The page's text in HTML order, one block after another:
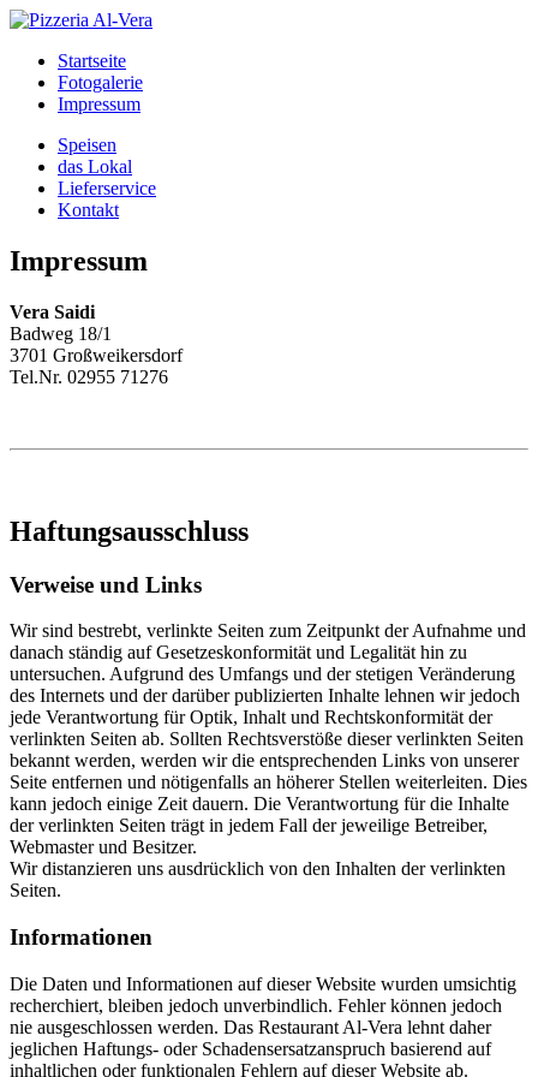
Startseite
Fotogalerie
Impressum
Speisen
das Lokal
Lieferservice
Kontakt
Impressum
Vera Saidi
Badweg 18/1
3701 Großweikersdorf
Tel.Nr. 02955 71276
Haftungsausschluss
Verweise und Links
Wir sind bestrebt, verlinkte Seiten zum Zeitpunkt der Aufnahme und
danach ständig auf Gesetzeskonformität und Legalität hin zu
untersuchen. Aufgrund des Umfangs und der stetigen Veränderung
des Internets und der darüber publizierten Inhalte lehnen wir jedoch
jede Verantwortung für Optik, Inhalt und Rechtskonformität der
verlinkten Seiten ab. Sollten Rechtsverstöße dieser verlinkten Seiten
bekannt werden, werden wir die entsprechenden Links von unserer
Seite entfernen und nötigenfalls an höherer Stellen weiterleiten. Dies
kann jedoch einige Zeit dauern. Die Verantwortung für die Inhalte
der verlinkten Seiten trägt in jedem Fall der jeweilige Betreiber,
Webmaster und Besitzer.
Wir distanzieren uns ausdrücklich von den Inhalten der verlinkten
Seiten.
Informationen
Die Daten und Informationen auf dieser Website wurden umsichtig
recherchiert, bleiben jedoch unverbindlich. Fehler können jedoch
nie ausgeschlossen werden. Das Restaurant Al-Vera lehnt daher
jeglichen Haftungs- oder Schadensersatzanspruch basierend auf
inhaltlichen oder funktionalen Fehlern auf dieser Website ab.